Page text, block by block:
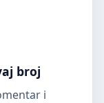
broj
i